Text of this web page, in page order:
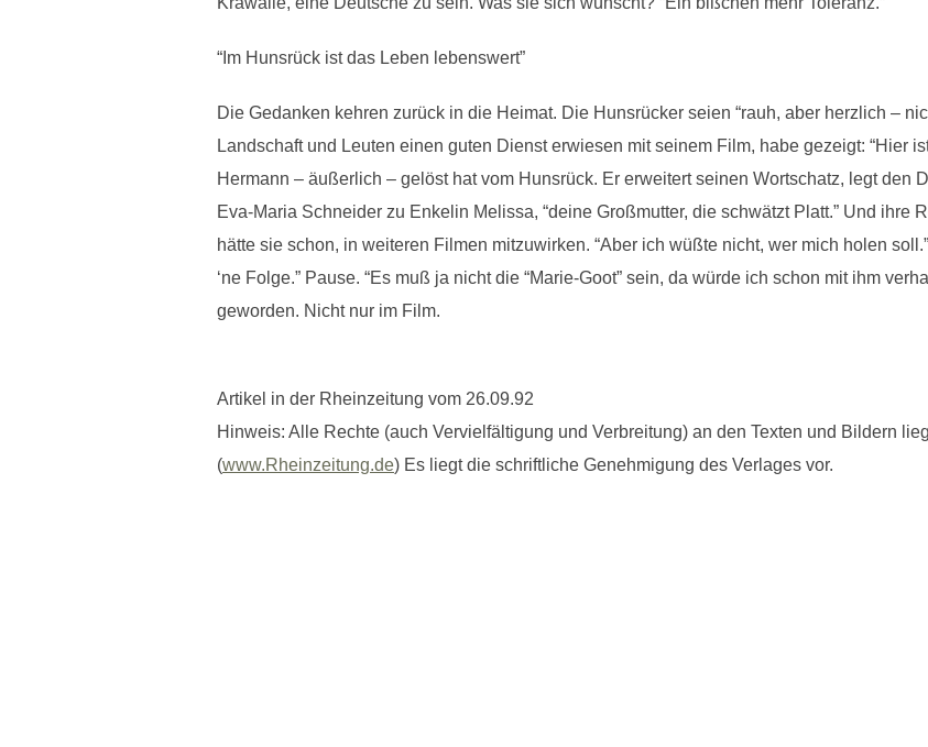
“Im Hunsrück ist das Leben lebenswert”
Die Gedanken kehren zurück in die Heimat. Die Hunsrücker seien “rauh, aber herzlich –
Landschaft und Leuten einen guten Dienst erwiesen mit seinem Film, habe gezeigt: “Hier
Hermann – äußerlich – gelöst hat vom Hunsrück. Er erweitert seinen Wortschatz, legt den
Eva-Maria Schneider zu Enkelin Melissa, “deine Großmutter, die schwätzt Platt.” Und ihre
hätte sie schon, in weiteren Filmen mitzuwirken. “Aber ich wüßte nicht, wer mich holen
‘ne Folge.” Pause. “Es muß ja nicht die “Marie-Goot” sein, da würde ich schon mit ihm
geworden. Nicht nur im Film.
Artikel in der Rheinzeitung vom 26.09.92
Hinweis: Alle Rechte (auch Vervielfältigung und Verbreitung) an den Texten und Bildern
(www.Rheinzeitung.de) Es liegt die schriftliche Genehmigung des Verlages vor.